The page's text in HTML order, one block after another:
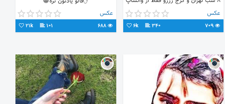
09126661157 ⛔کپی پیگرد قانونی دارد⛔
عکس
709
340
6k
عکس
688
101
21k